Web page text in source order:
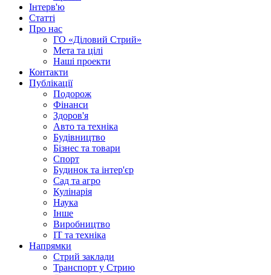
Інтерв'ю
Статті
Про нас
ГО «Діловий Стрий»
Мета та цілі
Наші проекти
Контакти
Публікації
Подорож
Фінанси
Здоров'я
Авто та техніка
Будівництво
Бізнес та товари
Спорт
Будинок та інтер'єр
Сад та агро
Кулінарія
Наука
Інше
Виробництво
IT та техніка
Напрямки
Стрий заклади
Транспорт у Стрию